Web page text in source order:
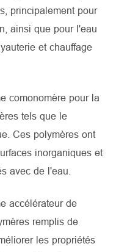
principalement pour
ainsi que pour l'eau
et chauffage
comonomère pour la
tels que le
Ces polymères ont
inorganiques et
avec de l'eau.
accélérateur de
remplis de
les propriétés